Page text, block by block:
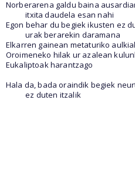
Norberarena galdu baina
itxita daudela esan nahi
Egon behar du begiek ikusten ez
urak berarekin daramana
Elkarren gainean metaturiko
Oroimeneko hilak ur azalean
Eukaliptoak harantzago
Hala da, bada oraindik begiek
ez duten itzalik